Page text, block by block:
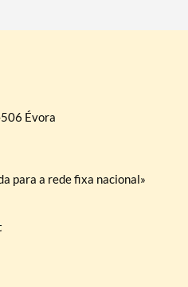
Évora
para a rede fixa nacional»